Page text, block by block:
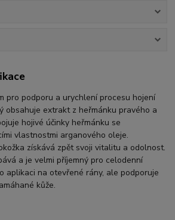
pro podporu a urychlení procesu hojení
obsahuje extrakt z heřmánku pravého a
hojivé účinky heřmánku se
vlastnostmi arganového oleje.
získává zpět svoji vitalitu a odolnost.
a je velmi příjemný pro celodenní
aplikaci na otevřené rány, ale podporuje
kůže.